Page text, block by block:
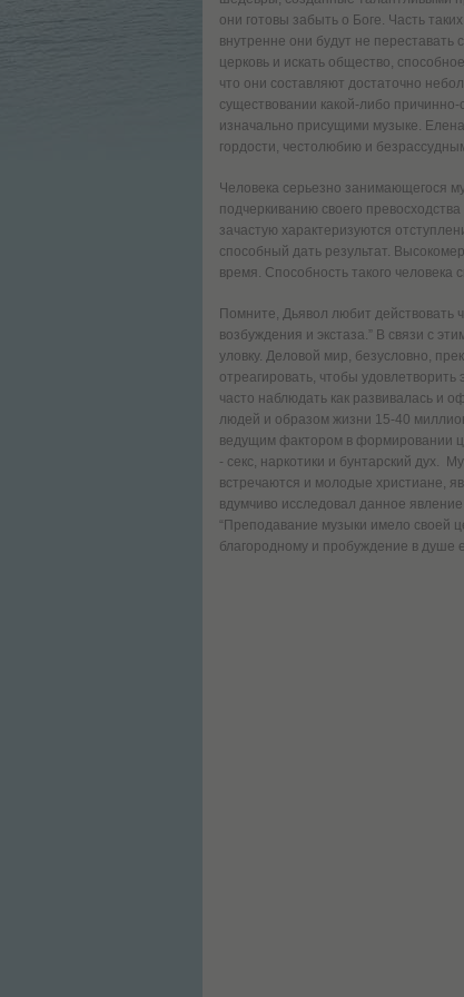
они готовы забыть о Боге. Часть
внутренне они будут не переставать
церковь и искать общество,
что они составляют достаточно
существовании какой-либо
изначально присущими музыке.
гордости, честолюбию и
Человека серьезно занимающегося
подчеркиванию своего
зачастую характеризуются
способный дать результат.
время. Способность такого человека
Помните, Дьявол любит действовать
возбуждения и экстаза.” В связи с
уловку. Деловой мир, безусловно,
отреагировать, чтобы
часто наблюдать как развивалась и
людей и образом жизни 15-40
ведущим фактором в формировании
- секс, наркотики и бунтарский дух.
встречаются и молодые христиане,
вдумчиво исследовал данное
“Преподавание музыки имело своей
благородному и пробуждение в душе